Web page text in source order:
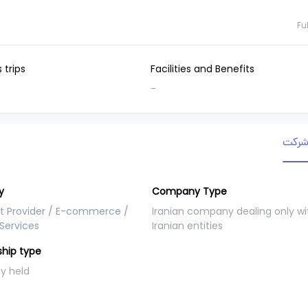
trips
Facilities and Benefits
-
شرکت
Provider / E-commerce /
Company Type
Iranian company dealing only
Iranian entities
type
held